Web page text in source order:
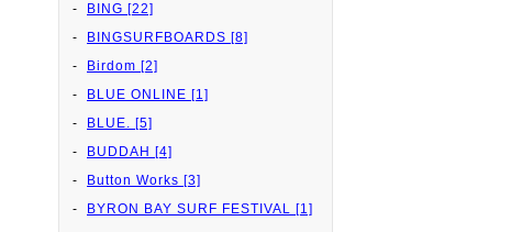
BING [22]
BINGSURFBOARDS [8]
Birdom [2]
BLUE ONLINE [1]
BLUE. [5]
BUDDAH [4]
Button Works [3]
BYRON BAY SURF FESTIVAL [1]